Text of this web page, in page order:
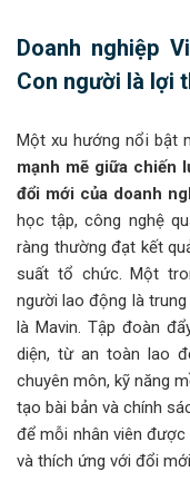
Doanh nghiệp
Con người là lợi
Một xu hướng nổi bật
mạnh mẽ giữa chiến
đổi mới của doanh
học tập, công nghệ
ràng thường đạt kết
suất tổ chức. Một
người lao động là
là Mavin. Tập đoàn
diện, từ an toàn lao
chuyên môn, kỹ năng
tạo bài bản và chính
để mỗi nhân viên được
và thích ứng với đổi